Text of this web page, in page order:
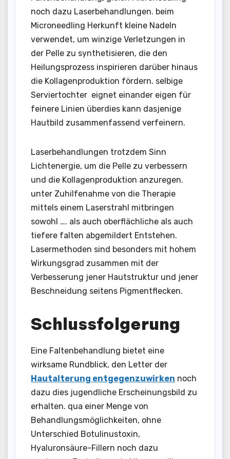
noch dazu Laserbehandlungen. beim
Microneedling Herkunft kleine Nadeln
verwendet, um winzige Verletzungen in
der Pelle zu synthetisieren, die den
Heilungsprozess inspirieren darüber hinaus
die Kollagenproduktion fördern. selbige
Serviertochter eignet einander eigen für
feinere Linien überdies kann dasjenige
Hautbild zusammenfassend verfeinern.
Laserbehandlungen trotzdem Sinn
Lichtenergie, um die Pelle zu verbessern
und die Kollagenproduktion anzuregen.
unter Zuhilfenahme von die Therapie
mittels einem Laserstrahl mitbringen
sowohl …. als auch oberflächliche als auch
tiefere falten abgemildert Entstehen.
Lasermethoden sind besonders mit hohem
Wirkungsgrad zusammen mit der
Verbesserung jener Hautstruktur und jener
Beschneidung seitens Pigmentflecken.
Schlussfolgerung
Eine Faltenbehandlung bietet eine
wirksame Rundblick, den Letter der
Hautalterung entgegenzuwirken noch
dazu dies jugendliche Erscheinungsbild zu
erhalten. qua einer Menge von
Behandlungsmöglichkeiten, ohne
Unterschied Botulinustoxin,
Hyaluronsäure-Fillern noch dazu